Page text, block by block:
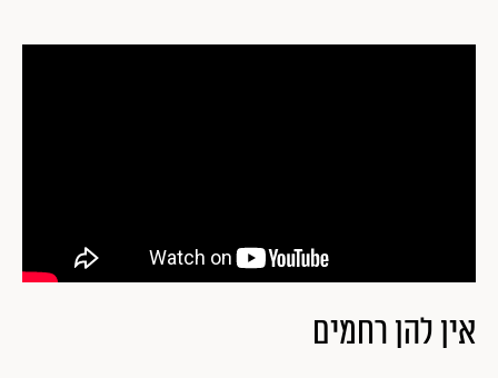
אין להן רחמים